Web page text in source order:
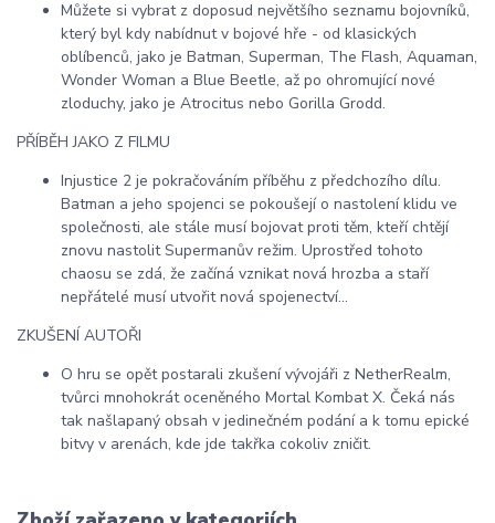
Můžete si vybrat z doposud největšího seznamu bojovníků,
který byl kdy nabídnut v bojové hře - od klasických
oblíbenců, jako je Batman, Superman, The Flash, Aquaman,
Wonder Woman a Blue Beetle, až po ohromující nové
zloduchy, jako je Atrocitus nebo Gorilla Grodd.
PŘÍBĚH JAKO Z FILMU
Injustice 2 je pokračováním příběhu z předchozího dílu.
Batman a jeho spojenci se pokoušejí o nastolení klidu ve
společnosti, ale stále musí bojovat proti těm, kteří chtějí
znovu nastolit Supermanův režim. Uprostřed tohoto
chaosu se zdá, že začíná vznikat nová hrozba a staří
nepřátelé musí utvořit nová spojenectví...
ZKUŠENÍ AUTOŘI
O hru se opět postarali zkušení vývojáři z NetherRealm,
tvůrci mnohokrát oceněného Mortal Kombat X. Čeká nás
tak našlapaný obsah v jedinečném podání a k tomu epické
bitvy v arenách, kde jde takřka cokoliv zničit.